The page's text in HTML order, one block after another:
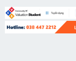
d
s
t
t
đ